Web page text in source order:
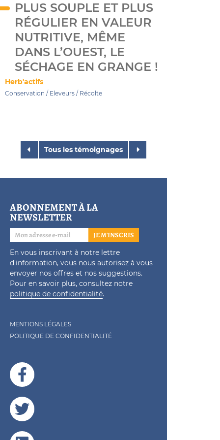
PLUS SOUPLE ET PLUS
RÉGULIER EN VALEUR
NUTRITIVE, MÊME
DANS L’OUEST, LE
SÉCHAGE EN GRANGE !
Herb'actifs
Conservation / Eleveurs / Récolte
Tous les témoignages
ABONNEMENT À LA
NEWSLETTER
JE M'INSCRIS
En vous inscrivant à notre lettre
d'information, vous nous autorisez à vous
envoyer nos offres et nos suggestions.
Pour en savoir plus, consultez notre
politique de confidentialité.
MENTIONS LÉGALES
POLITIQUE DE CONFIDENTIALITÉ